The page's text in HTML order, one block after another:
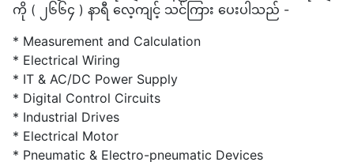
ကို ( ၂၆၆၄ ) နာရီ လေ့ကျင့် သင်ကြား ပေးပါသည် -
* Measurement and Calculation
* Electrical Wiring
* IT & AC/DC Power Supply
* Digital Control Circuits
* Industrial Drives
* Electrical Motor
* Pneumatic & Electro-pneumatic Devices